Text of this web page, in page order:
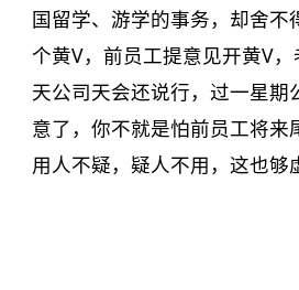
国留学、游学的事务，却舍不
个黄V，前员工提意见开黄V
天公司天会还说行，过一星期
意了，你不就是怕前员工将来
用人不疑，疑人不用，这也够